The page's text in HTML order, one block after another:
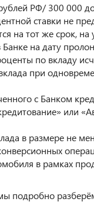
РФ/ 300 000
ставки не
на тот же срок,
на дату
по вкладу
при
с Банком
или
в размере не
в рамках
подробно